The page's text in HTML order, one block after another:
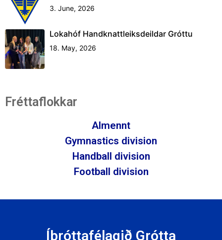
3. June, 2026
Lokahóf Handknattleiksdeildar Gróttu
18. May, 2026
Fréttaflokkar
Almennt
Gymnastics division
Handball division
Football division
Íþróttafélagið Grótta